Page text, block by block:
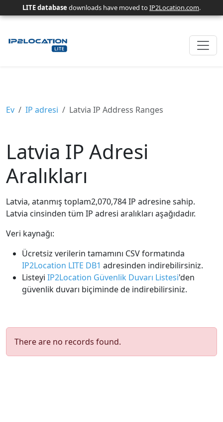
LITE database downloads have moved toIP2Location.com.
Ev IP adresi Latvia IP Address Ranges
Latvia IP Adresi
Aralıkları
Latvia, atanmış toplam2,070,784 IP adresine sahip.
Latvia cinsinden tüm IP adresi aralıkları aşağıdadır.
Veri kaynağı:
Ücretsiz verilerin tamamını CSV formatında
IP2Location LITE DB1 adresinden indirebilirsiniz.
Listeyi IP2Location Güvenlik Duvarı Listesi'den
güvenlik duvarı biçiminde de indirebilirsiniz.
There are no records found.